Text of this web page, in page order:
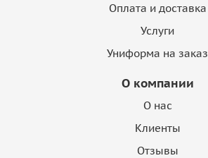
Оплата и доставка
Услуги
Униформа на заказ
О компании
О нас
Клиенты
Отзывы